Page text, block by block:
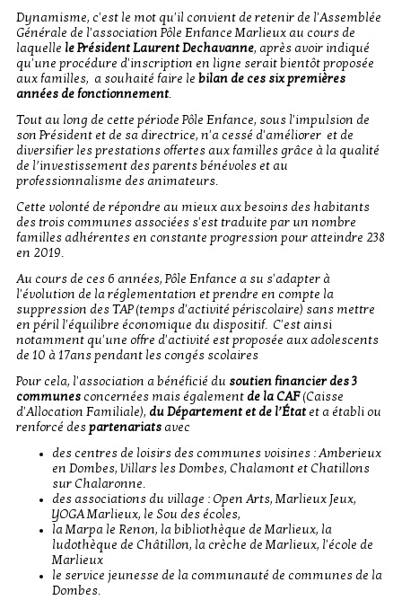
Dynamisme, c'est le mot qu'il convient de retenir de l'Assemblée
Générale de l'association Pôle Enfance Marlieux au cours de
laquelle le Président Laurent Dechavanne, après avoir indiqué
qu'une procédure d'inscription en ligne serait bientôt proposée
aux familles, a souhaité faire le bilan de ces six premières
années de fonctionnement.
Tout au long de cette période Pôle Enfance, sous l'impulsion de
son Président et de sa directrice, n'a cessé d'améliorer et de
diversifier les prestations offertes aux familles grâce à la qualité
de l’investissement des parents bénévoles et au
professionnalisme des animateurs.
Cette volonté de répondre au mieux aux besoins des habitants
des trois communes associées s'est traduite par un nombre
familles adhérentes en constante progression pour atteindre 238
en 2019.
Au cours de ces 6 années, Pôle Enfance a su s'adapter à
l'évolution de la réglementation et prendre en compte la
suppression des TAP (temps d'activité périscolaire) sans mettre
en péril l'équilibre économique du dispositif. C'est ainsi
notamment qu'une offre d'activité est proposée aux adolescents
de 10 à 17ans pendant les congés scolaires
Pour cela, l'association a bénéficié du soutien financier des 3
communes concernées mais également de la CAF(Caisse
d'Allocation Familiale), du Département et de l’État et a établi ou
renforcé despartenariats avec
des centres de loisirs des communes voisines : Amberieux
en Dombes, Villars les Dombes, Chalamont et Chatillons
sur Chalaronne.
des associations du village : Open Arts, Marlieux Jeux,
YOGA Marlieux, le Sou des écoles,
la Marpa le Renon, la bibliothèque de Marlieux, la
ludothèque de Châtillon, la crèche de Marlieux, l'école de
Marlieux
le service jeunesse de la communauté de communes de la
Dombes.